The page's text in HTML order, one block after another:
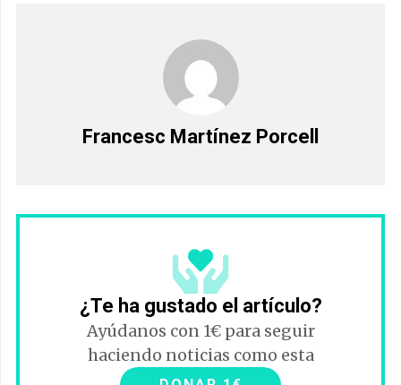
Francesc Martínez Porcell
¿Te ha gustado el artículo?
Ayúdanos con 1€ para seguir
haciendo noticias como esta